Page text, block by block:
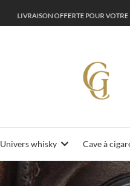
VRAISONOFFERTE OUR VOTRE
Univers whisky Cave à